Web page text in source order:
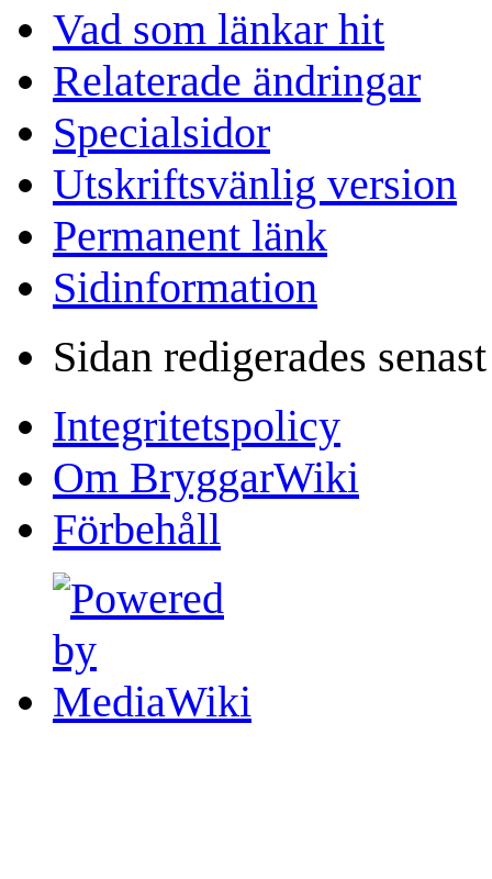
Vad som länkar hit
Relaterade ändringar
Specialsidor
Utskriftsvänlig version
Permanent länk
Sidinformation
Sidan redigerades
Integritetspolicy
Om BryggarWiki
Förbehåll